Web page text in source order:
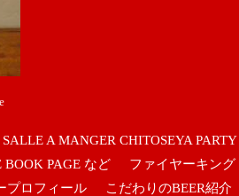
SALLE A MANGER CHITOSEYA
BOOK PAGE など
ファイヤーキン
プロフィール こだわりのBEER紹介